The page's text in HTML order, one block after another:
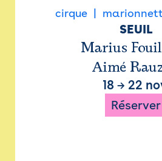
cirque
SEUIL
Marius
Aimé
18 → 22
Réserver